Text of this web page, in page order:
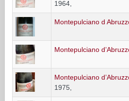
1964,
Montepulciano d
Montepulciano
Montepulciano
1975,